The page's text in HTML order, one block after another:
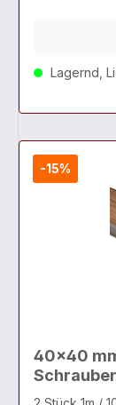
Lagernd,
-15%
40x40